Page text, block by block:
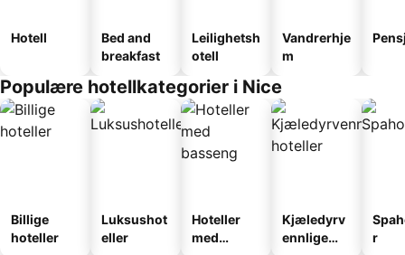
Hotell
Bed and
breakfast
Leilighetsh
otell
Vandrerhje
m
Populære hotellkategorier i Nice
Billige
hoteller
Luksushot
eller
Hoteller
med
Kjæledyrv
ennlige
r